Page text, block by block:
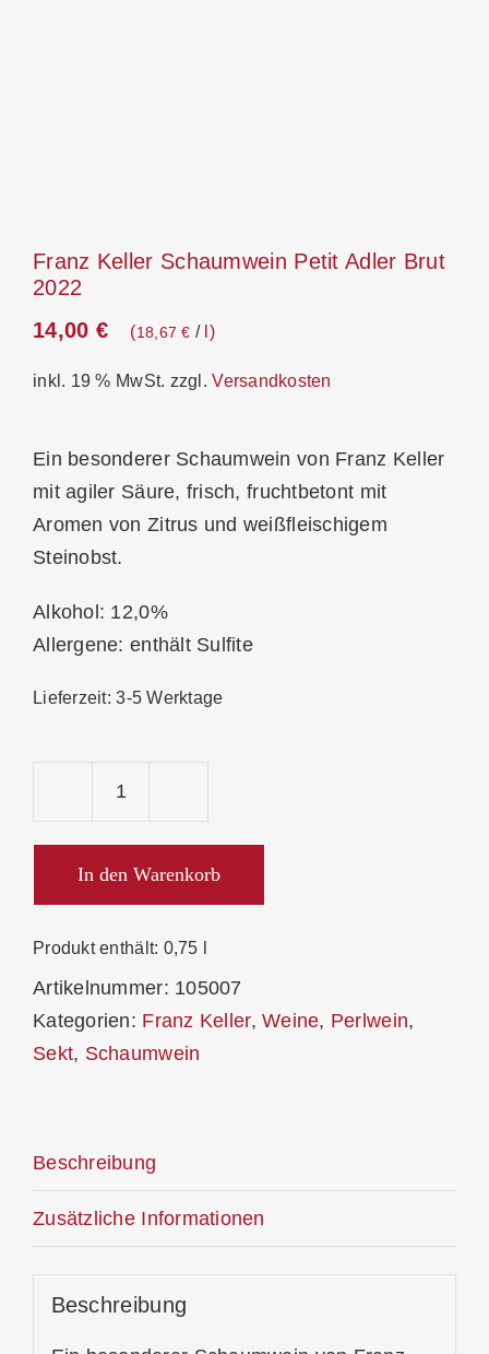
Franz Keller Schaumwein Petit Adler Brut
2022
14,00 € 18,67€ / l
inkl. 19 % MwSt. zzgl.Versandkosten
Ein besonderer Schaumwein von Franz Keller
mit agiler Säure, frisch, fruchtbetont mit
Aromen von Zitrus und weißfleischigem
Steinobst.
Alkohol: 12,0%
Allergene: enthält Sulfite
Lieferzeit:3-5 Werktage
Schaumwein
Petit
Adler
In den Warenkorb
Produkt enthält: 0,75 l
Artikelnummer: 105007
Kategorien: Franz Keller,Weine, Perlwein,
Sekt, Schaumwein
Beschreibung
Zusätzliche Informationen
Beschreibung